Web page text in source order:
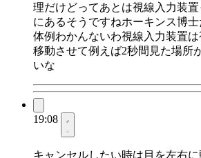
理だけどってあとは視線入力装
にあるそうですねホーキンス博
体例わかんないわ視線入力装置
移動させて例えば2秒間見た場所
いな
19:08
キャンセルしたい時は目を左右